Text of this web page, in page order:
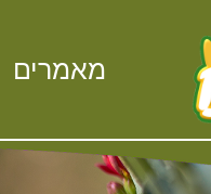
מאמרים